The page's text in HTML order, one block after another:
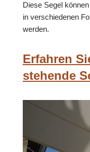
Diese Segel
in verschiedenen
werden.
Erfahren
stehende